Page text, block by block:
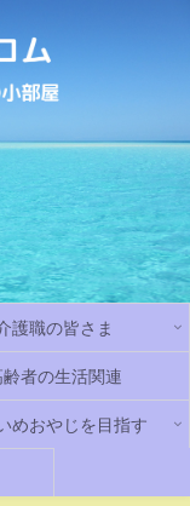
護職の皆さま
齢者の生活関連
めおやじを目指す